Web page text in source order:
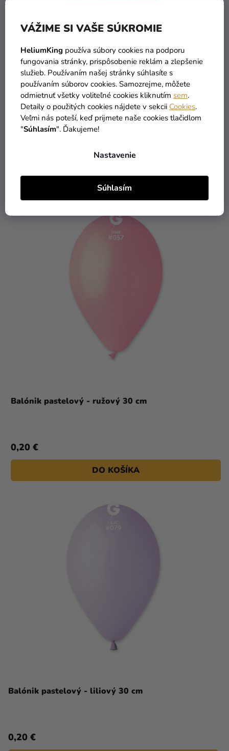
VÁŽIME SI VAŠE SÚKROMIE
HeliumKing používa súbory cookies na podporu
fungovania stránky, prispôsobenie reklám a zlepšenie
služieb. Používaním našej stránky súhlasíte s
používaním súborov cookies. Samozrejme, môžete
odmietnuť všetky voliteľné cookies kliknutím sem.
Detaily o použitých cookies nájdete v sekcii Cookies.
Veľmi nás poteší, keď prijmete naše cookies tlačidlom
"Súhlasím". Ďakujeme!
Nastavenie
Súhlasím
Balónik pastelový - korálový 30 cm
Balónik pastelový - ružový 30 cm
0,20 €
DO KOŠÍKA
Balónik pastelový - liliový 30 cm
0,20 €